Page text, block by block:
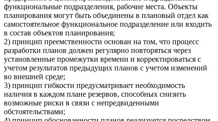
функциональные подразделения, рабочие места. Объекты
планирования могут быть объединены в плановый отдел как
самостоятельное функциональное подразделение или входить
в состав объектов планирования;
2) принцип преемственности основан на том, что процесс
разработки планов должен регулярно повторяться через
установленные промежутки времени и корректироваться с
учетом результатов предыдущих планов с учетом изменений
во внешней среде;
3) принцип гибкости предусматривает необходимость
наличия в каждом плане резервов, способных снизить
возможные риски в связи с непредвиденными
обстоятельствами;